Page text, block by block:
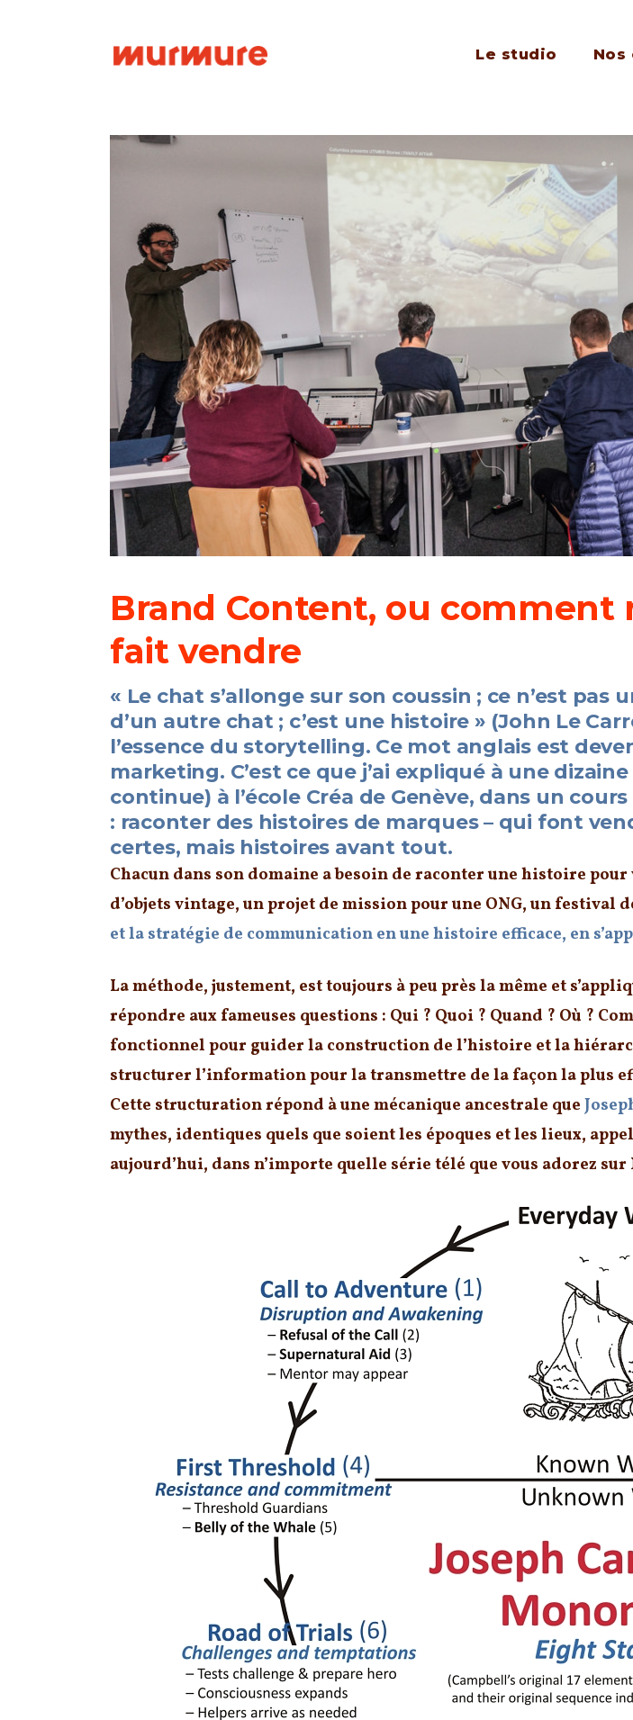
Le studio Nos
Brand Content, ou
fait vendre
« Le chat s’allonge sur son coussin ; ce n’est pas
d’un autre chat ; c’est une histoire » (John Le
l’essence du storytelling. Ce mot anglais est
marketing. C’est ce que j’ai expliqué à une
continue) à l’école Créa de Genève, dans un
: raconter des histoires de marques – qui font
certes, mais histoires avant tout.
Chacun dans son domaine a besoin de raconter une histoire
d’objets vintage, un projet de mission pour une ONG, un festival
et la stratégie de communication en une histoire efficace, en
La méthode, justement, est toujours à peu près la même et
répondre aux fameuses questions : Qui ? Quoi ? Quand ? Où ?
fonctionnel pour guider la construction de l’histoire et la
structurer l’information pour la transmettre de la façon la plus
Cette structuration répond à une mécanique ancestrale que
mythes, identiques quels que soient les époques et les lieux,
aujourd’hui, dans n’importe quelle série télé que vous adorez